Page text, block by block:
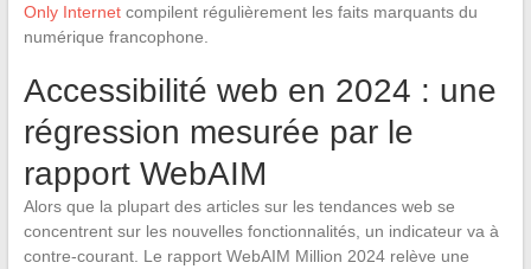
Only Internetcompilent régulièrement les faits marquants du
numérique francophone.
Accessibilité web en 2024 : une
régression mesurée par le
rapport WebAIM
Alors que la plupart des articles sur les tendances web se
concentrent sur les nouvelles fonctionnalités, un indicateur va à
contre-courant. Le rapport WebAIM Million 2024 relève une